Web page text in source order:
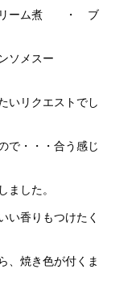
ム煮 ・ ブ
スー
いリクエストでし
で・・・合う感じ
した。
い香りもつけたく
、焼き色が付くま